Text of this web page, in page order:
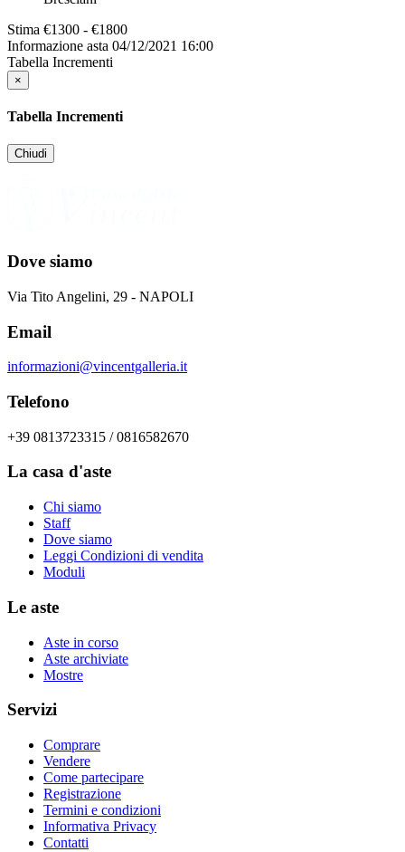
Stima €1300 - €1800
Informazione asta 04/12/2021 16:00
Tabella Incrementi
×
Tabella Incrementi
Chiudi
Dove siamo
Via Tito Angelini, 29 - NAPOLI
Email
informazioni@vincentgalleria.it
Telefono
+39 0813723315 / 0816582670
La casa d'aste
Chi siamo
Staff
Dove siamo
Leggi Condizioni di vendita
Moduli
Le aste
Aste in corso
Aste archiviate
Mostre
Servizi
Comprare
Vendere
Come partecipare
Registrazione
Termini e condizioni
Informativa Privacy
Contatti